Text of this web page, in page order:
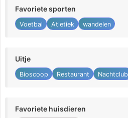
Favoriete sporten
Voetbal Atletiek wandelen
Uitje
Bioscoop Restaurant Nachtclub
Favoriete huisdieren